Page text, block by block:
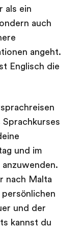
als ein
auch
angeht.
Englisch die
Sprachkurses
und im
nach Malta
und der
kannst du